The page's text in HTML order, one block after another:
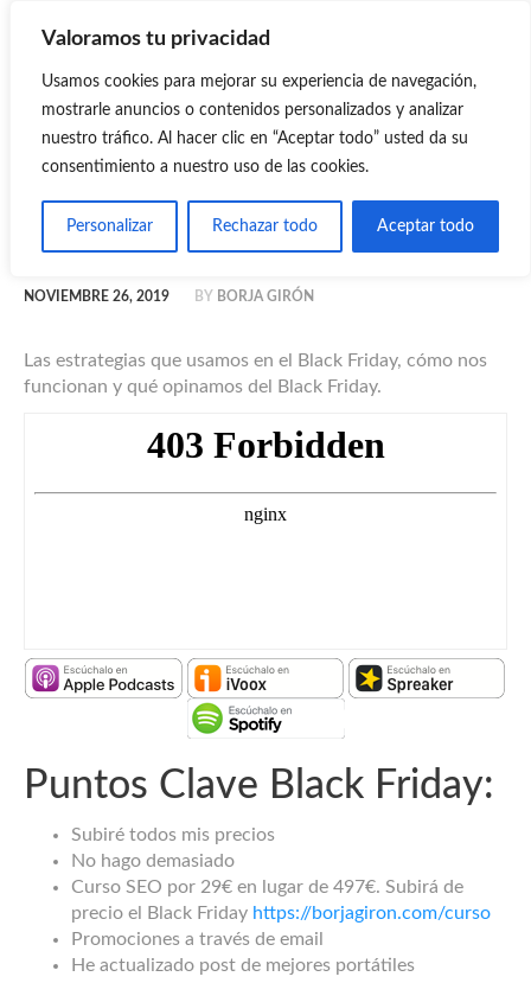
Valoramos tu privacidad
Usamos cookies para mejorar su experiencia de navegación,
mostrarle anuncios o contenidos personalizados y analizar
nuestro tráfico. Al hacer clic en “Aceptar todo” usted da su
consentimiento a nuestro uso de las cookies.
Personalizar Rechazar todo Aceptar todo
MASTERMIND
Mastermind Emprendedores Digitales
18: Cómo vendemos en el
Black Friday
NOVIEMBRE 26, 2019 BY BORJA GIRÓN
Las estrategias que usamos en el Black Friday, cómo nos
funcionan y qué opinamos del Black Friday.
Puntos Clave Black Friday:
Subiré todos mis precios
No hago demasiado
Curso SEO por 29€ en lugar de 497€. Subirá de
precio el Black Friday https://borjagiron.com/curso
Promociones a través de email
He actualizado post de mejores portátiles